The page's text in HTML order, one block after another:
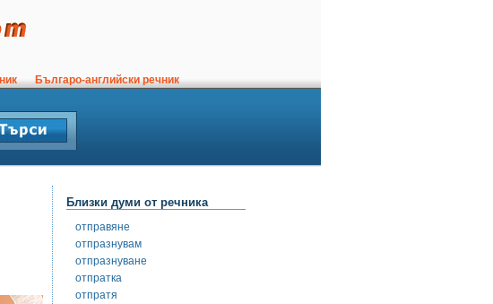
Българо-английски речник
Близки думи от речника
отправяне
отпразнувам
отпразнуване
отпратка
отпратя